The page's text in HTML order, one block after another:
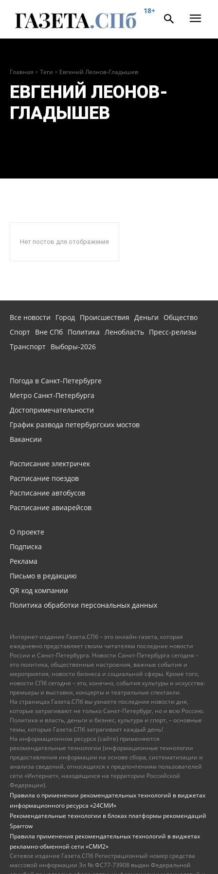
18+
Главная Теги Евгений Леонов-Гладышев
ЕВГЕНИЙ ЛЕОНОВ-
ГЛАДЫШЕВ
Нет постов для отображения
Все новости Город Происшествия Деньги
Общество
Спорт Вне СПб Политика Ленобласть Пресс-релизы
Транспорт Выборы-2026
Погода в Санкт-Петербурге
Метро Санкт-Петербурга
Достопримечательности
График развода петербургских мостов
Вакансии
Расписание электричек
Расписание поездов
Расписание автобусов
Расписание авиарейсов
О проекте
Подписка
Реклама
Письмо в редакцию
QR код компании
Политика обработки персональных данных
Интернет-издание Газета.СПб – это онлайн-газета, которая
ежедневно представляет своим читателям последние новости
России и Санкт-Петербурга. Новости Санкт-Петербурга сегодня –
это политика, общественные настроения, важные события и
мероприятия, новости бизнеса и социальной сферы. Кроме того,
новости СПб сегодня – это, конечно, события культуры и искусства:
премьеры и выставки, концерты и театральные спектакли.
На страницах Газета.СПб вы узнаете последние новости дня,
которые затрагивают не только Санкт-Петербург, но и всю Россию.
Политика и власть, деньги и бизнес, культура и спорт, – основные
темы, которые Газета.СПб затрагивает каждый день!
На информационном ресурсе (сайте) применяются
рекомендательные технологии (информационные технологии
предоставления информации на основе сбора, систематизации и
анализа сведений, относящихся к предпочтениям пользователей
сети «Интернет», находящихся на территории Российской
Федерации).
Правила о применении рекомендательных технологий в виджетах
информационного ресурса «24СМИ»
Рекомендательные технологии в блоках платформы рекомендаций
Sparrow
Правила применения рекомендательных технологий в виджетах
рекламно-обменной сети «СМИ2»
Сетевое издание Газета.СПб Регистрационный номер средства
массовой информации Эл № ФС77-73908 выдан Федеральной